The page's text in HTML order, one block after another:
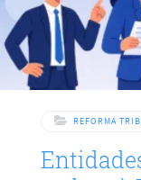
REFORMA